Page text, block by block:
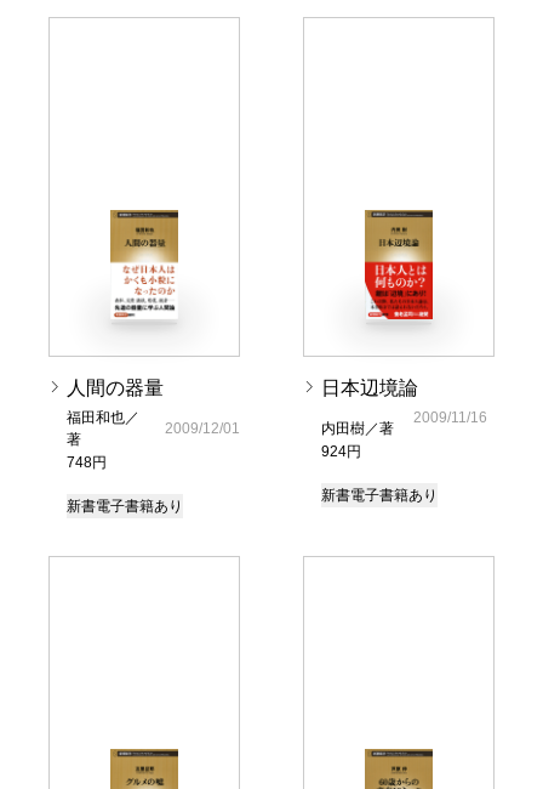
人間の器量
福田和也／
著
748円
2009/12/01
新書電子書籍あり
日本辺境論
内田樹／著
924円
2009/11/16
新書電子書籍あり